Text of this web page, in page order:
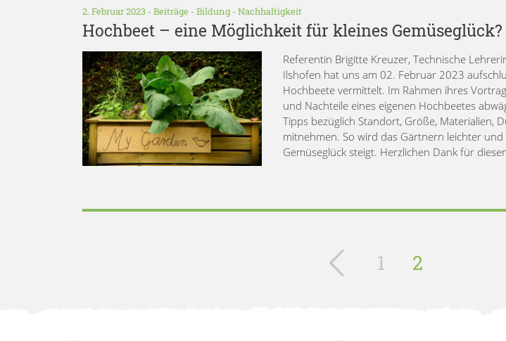
2. Februar 2023 - Beiträge - Bildung- Nachhaltigkeit
Hochbeet – eine Möglichkeit für kleines Gemüseglück?
Referentin Brigitte Kreuzer, Technische
Ilshofen hat uns am 02. Februar 2023
Hochbeete vermittelt. Im Rahmen ihres
und Nachteile eines eigenen Hochbeetes
Tipps bezüglich Standort, Größe, Materialien,
mitnehmen. So wird das Gärtnern leichter
Gemüseglück steigt. Herzlichen Dank für
1 2